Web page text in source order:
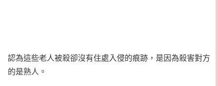
認為這些老人被殺卻沒有住處入侵的痕跡，是因為殺害對方
的是熟人。